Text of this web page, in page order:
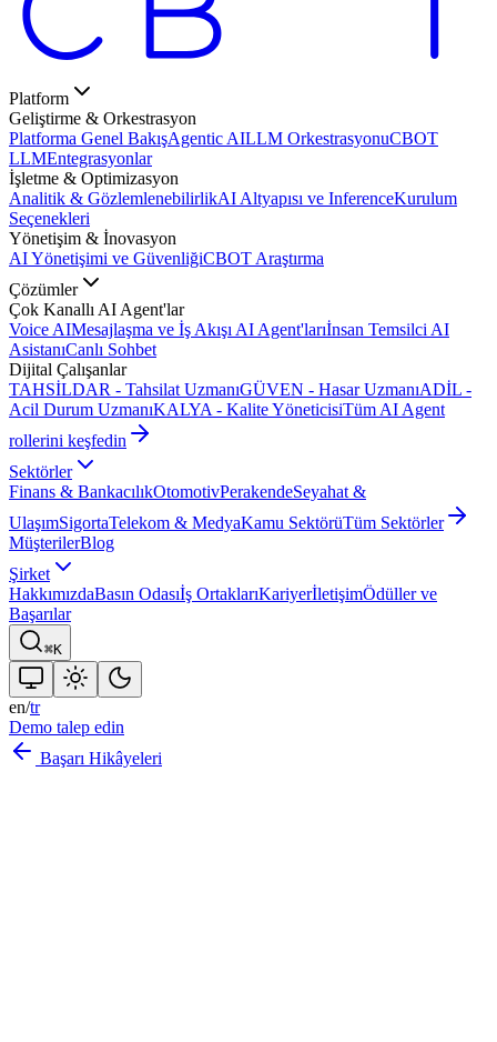
Platform
Geliştirme & Orkestrasyon
Platforma Genel BakışAgentic AILLM OrkestrasyonuCBOT
LLMEntegrasyonlar
İşletme & Optimizasyon
Analitik & GözlemlenebilirlikAI Altyapısı ve InferenceKurulum
Seçenekleri
Yönetişim & İnovasyon
AI Yönetişimi ve GüvenliğiCBOT Araştırma
Çözümler
Çok Kanallı AI Agent'lar
Voice AIMesajlaşma ve İş Akışı AI Agent'larıİnsan Temsilci AI
AsistanıCanlı Sohbet
Dijital Çalışanlar
TAHSİLDAR - Tahsilat UzmanıGÜVEN - Hasar UzmanıADİL -
Acil Durum UzmanıKALYA - Kalite YöneticisiTüm AI Agent
rollerini keşfedin
Sektörler
Finans & BankacılıkOtomotivPerakendeSeyahat &
UlaşımSigortaTelekom & MedyaKamu SektörüTüm Sektörler
MüşterilerBlog
Şirket
HakkımızdaBasın Odasıİş OrtaklarıKariyerİletişimÖdüller ve
Başarılar
⌘K
en/tr
Demo talep edin
Başarı Hikâyeleri